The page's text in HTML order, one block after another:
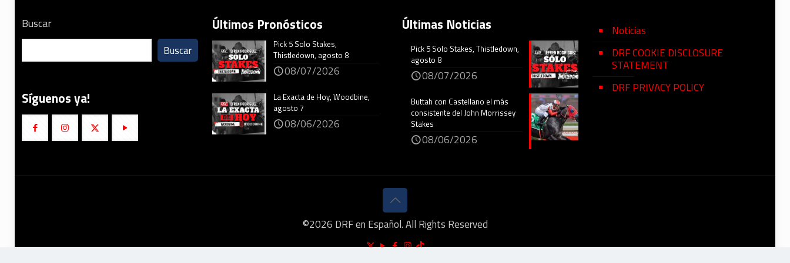
Buscar
Buscar
Síguenos ya!
Últimos Pronósticos
Pick 5 Solo Stakes,
Thistledown, agosto 8
08/07/2026
La Exacta de Hoy, Woodbine,
agosto 7
08/06/2026
Últimas Noticias
Pick 5 Solo Stakes, Thistledown,
agosto 8
08/07/2026
Buttah con Castellano el más
consistente del John Morrissey
Stakes
08/06/2026
Noticias
DRF COOKIE DISCLOSURE
STATEMENT
DRF PRIVACY POLICY
©2026 DRF en Español. All Rights Reserved